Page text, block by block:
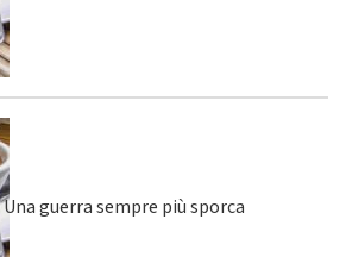
Una guerra sempre più sporca